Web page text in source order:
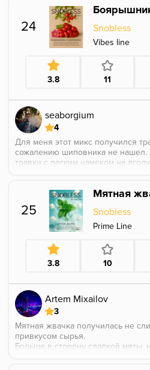
мелассы (причем жидкая, а не
турку, уже капли стекали с чаши),
Fibonacci + Hype Турка + Zeppelin
24 Snobless
Vibes line
3.8 11
seaborgium
4
Для меня этот микс получился
сожалению шиповника не нашел.
травки с легким намеком на
25
Мятная
Snobless
Prime Line
3.8 10
Artem Mixailov
3
Мятная жвачка получилась не
привкусом сырья.
Больше в сторону сладкой мяты,